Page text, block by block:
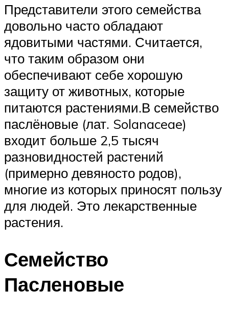
Представители этого семейства
довольно часто обладают
ядовитыми частями. Считается,
что таким образом они
обеспечивают себе хорошую
защиту от животных, которые
питаются растениями.В семейство
паслёновые (лат. Solanaceae)
входит больше 2,5 тысяч
разновидностей растений
(примерно девяносто родов),
многие из которых приносят пользу
для людей. Это лекарственные
растения.
Семейство
Пасленовые